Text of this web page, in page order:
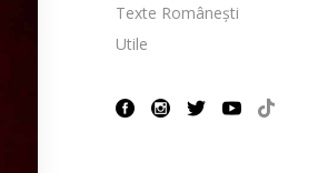
Texte Românești
Utile